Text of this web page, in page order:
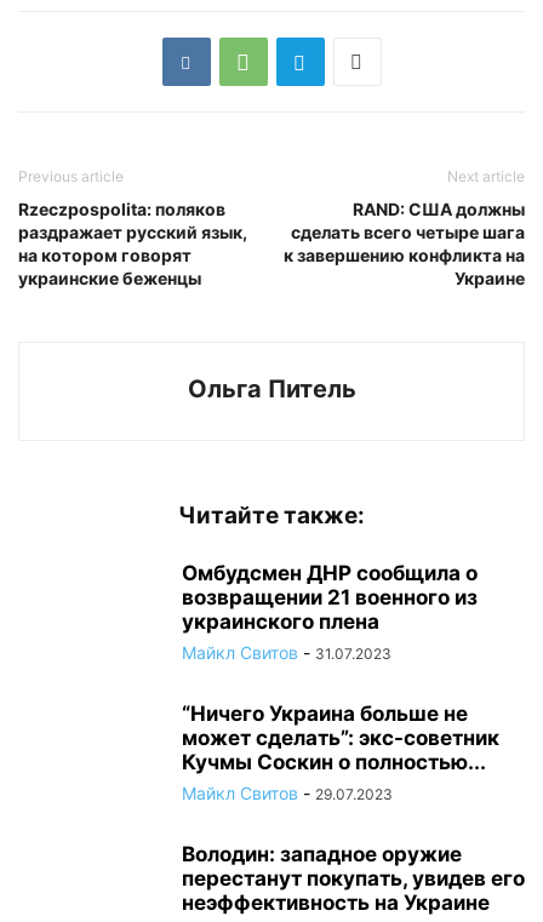
Previous article
Rzeczpospolita: поляков
раздражает русский язык,
на котором говорят
украинские беженцы
Next article
RAND: США должны
сделать всего четыре шага
к завершению конфликта на
Украине
Ольга Питель
Читайте также:
Омбудсмен ДНР сообщила о
возвращении 21 военного из
украинского плена
Майкл Свитов - 31.07.2023
“Ничего Украина больше не
может сделать”: экс-советник
Кучмы Соскин о полностью...
Майкл Свитов - 29.07.2023
Володин: западное оружие
перестанут покупать, увидев его
неэффективность на Украине